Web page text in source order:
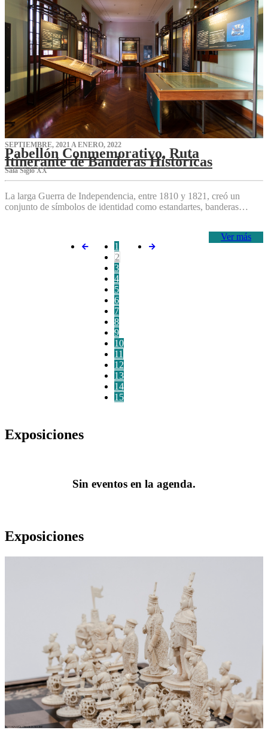
SEPTIEMBRE, 2021 A ENERO, 2022
Pabellón Conmemorativo, Ruta
Itinerante de Banderas Históricas
Sala Siglo XX
La larga Guerra de Independencia, entre 1810 y 1821, creó un
conjunto de símbolos de identidad como estandartes, banderas…
Ver más
1
2
3
4
5
6
7
8
9
10
11
12
13
14
15
Exposiciones
Sin eventos en la agenda.
Exposiciones